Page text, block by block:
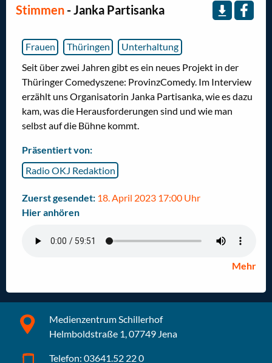
Stimmen - Janka Partisanka
Frauen Thüringen
Unterhaltung
Seit über zwei Jahren gibt es ein neues Projekt in der
Thüringer Comedyszene: ProvinzComedy. Im Interview
erzählt uns Organisatorin Janka Partisanka, wie es dazu
kam, was die Herausforderungen sind und wie man
selbst auf die Bühne kommt.
Präsentiert von:
Radio OKJ Redaktion
Zuerst gesendet: 18. April 2023 17:00 Uhr
Hier anhören
Mehr
Medienzentrum Schillerhof
Helmboldstraße 1, 07749 Jena
Telefon: 03641.52 22 0